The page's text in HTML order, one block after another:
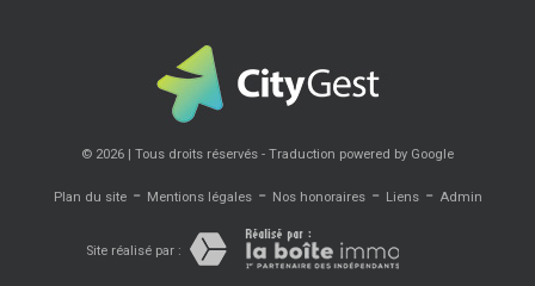
© 2026 | Tous droits réservés - Traduction powered by Google
Plan du site- Mentions légales- Nos honoraires- Liens- Admin
Site réalisé par :